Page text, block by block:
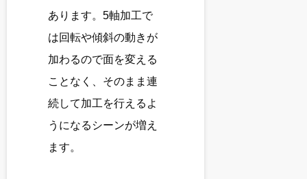
あります。5軸加工で
は回転や傾斜の動きが
加わるので面を変える
ことなく、そのまま連
続して加工を行えるよ
うになるシーンが増え
ます。